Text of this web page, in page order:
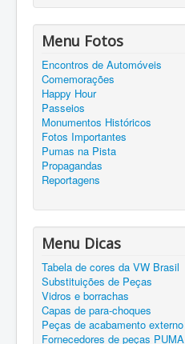
Menu Fotos
Encontros de Automóveis
Comemorações
Happy Hour
Passeios
Monumentos Históricos
Fotos Importantes
Pumas na Pista
Propagandas
Reportagens
Menu Dicas
Tabela de cores da VW Brasil
Substituições de Peças
Vidros e borrachas
Capas de para-choques
Peças de acabamento externo
Fornecedores de peças PUMA